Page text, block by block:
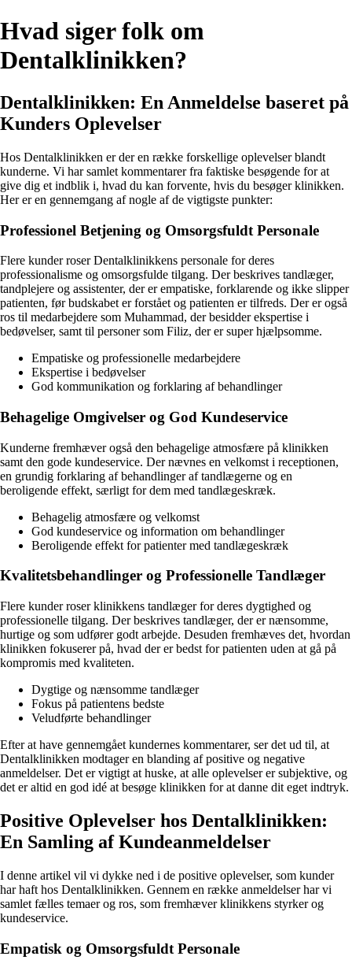
Hvad siger folk om
Dentalklinikken?
Dentalklinikken: En Anmeldelse baseret på
Kunders Oplevelser
Hos Dentalklinikken er der en række forskellige oplevelser blandt
kunderne. Vi har samlet kommentarer fra faktiske besøgende for at
give dig et indblik i, hvad du kan forvente, hvis du besøger klinikken.
Her er en gennemgang af nogle af de vigtigste punkter:
Professionel Betjening og Omsorgsfuldt Personale
Flere kunder roser Dentalklinikkens personale for deres
professionalisme og omsorgsfulde tilgang. Der beskrives tandlæger,
tandplejere og assistenter, der er empatiske, forklarende og ikke slipper
patienten, før budskabet er forstået og patienten er tilfreds. Der er også
ros til medarbejdere som Muhammad, der besidder ekspertise i
bedøvelser, samt til personer som Filiz, der er super hjælpsomme.
Empatiske og professionelle medarbejdere
Ekspertise i bedøvelser
God kommunikation og forklaring af behandlinger
Behagelige Omgivelser og God Kundeservice
Kunderne fremhæver også den behagelige atmosfære på klinikken
samt den gode kundeservice. Der nævnes en velkomst i receptionen,
en grundig forklaring af behandlinger af tandlægerne og en
beroligende effekt, særligt for dem med tandlægeskræk.
Behagelig atmosfære og velkomst
God kundeservice og information om behandlinger
Beroligende effekt for patienter med tandlægeskræk
Kvalitetsbehandlinger og Professionelle Tandlæger
Flere kunder roser klinikkens tandlæger for deres dygtighed og
professionelle tilgang. Der beskrives tandlæger, der er nænsomme,
hurtige og som udfører godt arbejde. Desuden fremhæves det, hvordan
klinikken fokuserer på, hvad der er bedst for patienten uden at gå på
kompromis med kvaliteten.
Dygtige og nænsomme tandlæger
Fokus på patientens bedste
Veludførte behandlinger
Efter at have gennemgået kundernes kommentarer, ser det ud til, at
Dentalklinikken modtager en blanding af positive og negative
anmeldelser. Det er vigtigt at huske, at alle oplevelser er subjektive, og
det er altid en god idé at besøge klinikken for at danne dit eget indtryk.
Positive Oplevelser hos Dentalklinikken:
En Samling af Kundeanmeldelser
I denne artikel vil vi dykke ned i de positive oplevelser, som kunder
har haft hos Dentalklinikken. Gennem en række anmeldelser har vi
samlet fælles temaer og ros, som fremhæver klinikkens styrker og
kundeservice.
Empatisk og Omsorgsfuldt Personale